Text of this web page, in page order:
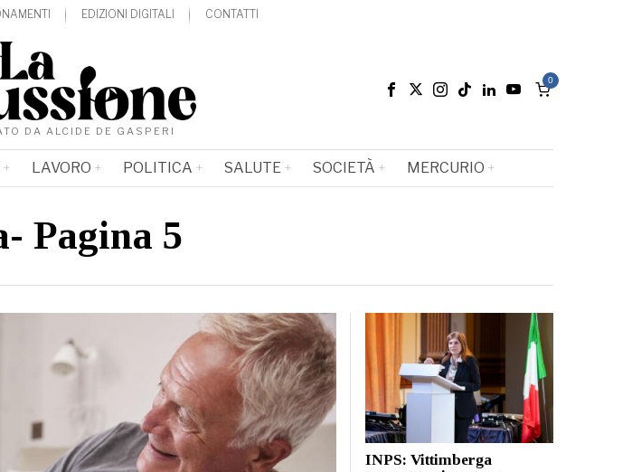
EDIZIONI DIGITALI CONTATTI
DA ALCIDE DE GASPERI
0
LAVORO POLITICA SALUTE SOCIETÀ MERCURIO
- Pagina 5
INPS: Vittimberga